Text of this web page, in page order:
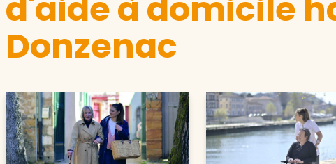
d'aide à domicile
Donzenac